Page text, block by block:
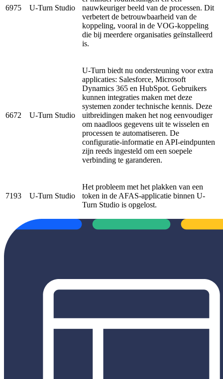
6975 U-Turn Studio
nauwkeuriger beeld van de processen. Dit
verbetert de betrouwbaarheid van de
koppeling, vooral in de VOG-koppeling
die bij meerdere organisaties geïnstalleerd
is.
6672 U-Turn Studio
U-Turn biedt nu ondersteuning voor extra
applicaties: Salesforce, Microsoft
Dynamics 365 en HubSpot. Gebruikers
kunnen integraties maken met deze
systemen zonder technische kennis. Deze
uitbreidingen maken het nog eenvoudiger
om naadloos gegevens uit te wisselen en
processen te automatiseren. De
configuratie-informatie en API-eindpunten
zijn reeds ingesteld om een soepele
verbinding te garanderen.
7193 U-Turn Studio
Het probleem met het plakken van een
token in de AFAS-applicatie binnen U-
Turn Studio is opgelost.